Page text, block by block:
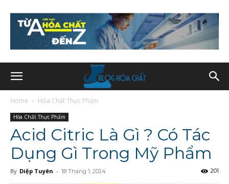
Home Hóa Chất Thực Phẩm
Hóa Chất Thực Phẩm
Acid Citric Là Gì ? Có Tác
Dụng Gì Trong Mỹ Phẩm
By Diệp Tuyên - 18 Tháng 1, 2024 201